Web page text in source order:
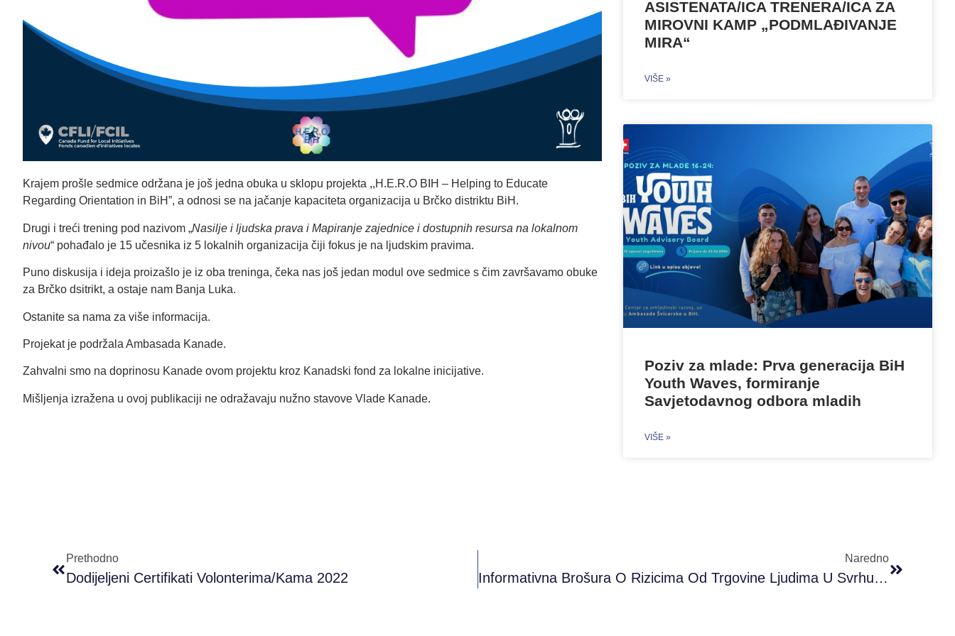
Krajem prošle sedmice održana je još jedna obuka u sklopu projekta ,,H.E.R.O BIH – Helping to Educate
Regarding Orientation in BiH”, a odnosi se na jačanje kapaciteta organizacija u Brčko distriktu BiH.
Drugi i treći trening pod nazivom „Nasilje i ljudska prava i Mapiranje zajednice i dostupnih resursa na lokalnom
nivou“ pohađalo je 15 učesnika iz 5 lokalnih organizacija čiji fokus je na ljudskim pravima.
Puno diskusija i ideja proizašlo je iz oba treninga, čeka nas još jedan modul ove sedmice s čim završavamo obuke
za Brčko dsitrikt, a ostaje nam Banja Luka.
Ostanite sa nama za više informacija.
Projekat je podržala Ambasada Kanade.
Zahvalni smo na doprinosu Kanade ovom projektu kroz Kanadski fond za lokalne inicijative.
Mišljenja izražena u ovoj publikaciji ne odražavaju nužno stavove Vlade Kanade.
ASISTENATA/ICA TRENERA/ICA ZA
MIROVNI KAMP „PODMLAĐIVANJE
MIRA“
VIŠE »
Poziv za mlade: Prva generacija BiH
Youth Waves, formiranje
Savjetodavnog odbora mladih
VIŠE »
Prethodno
Dodijeljeni Certifikati Volonterima/kama 2022
Naredno
Informativna Brošura O Rizicima Od Trgovine Ljudima U Svrhu Radnog Iskorištavanja U Inostranstvu